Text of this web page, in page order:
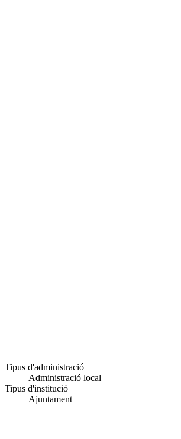
Tipus d'administració
Administració local
Tipus d'institució
Ajuntament